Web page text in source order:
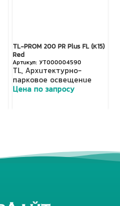
TL-PROM 200 PR Plus FL (К15)
Red
УТ000004590
TL, Архитектурно-
парковое освещение
Цена по запросу